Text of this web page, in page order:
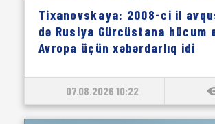
Tixanovskaya: 2008-ci il
də Rusiya Gürcüstana hücum
Avropa üçün xəbərdarlıq idi
07.08.2026 10:22